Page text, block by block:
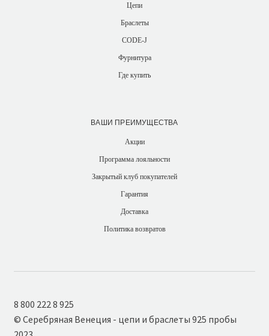
Цепи
Браслеты
CODE-J
Фурнитура
Где купить
ВАШИ ПРЕИМУЩЕСТВА
Акции
Программа лояльности
Закрытый клуб покупателей
Гарантия
Доставка
Политика возвратов
8 800 222 8 925
© Серебряная Венеция - цепи и браслеты 925 пробы